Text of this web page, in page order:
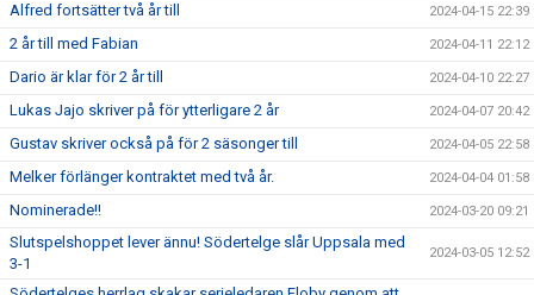
Alfred fortsätter två år till 2024-04-15 22:39
2 år till med Fabian 2024-04-11 22:12
Dario är klar för 2 år till 2024-04-10 22:27
Lukas Jajo skriver på för ytterligare 2 år 2024-04-07 20:42
Gustav skriver också på för 2 säsonger till 2024-04-05 22:58
Melker förlänger kontraktet med två år. 2024-04-04 01:58
Nominerade!! 2024-03-20 09:21
Slutspelshoppet lever ännu! Södertelge slår Uppsala med
3-1
2024-03-05 12:52